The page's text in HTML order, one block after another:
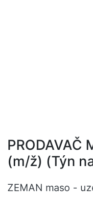
PRODAVAČ
(m/ž) (Týn
ZEMAN maso -